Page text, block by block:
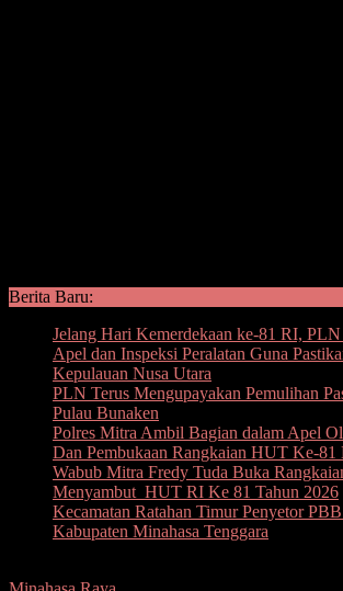
Berita Baru:
Jelang Hari Kemerdekaan ke-81 RI,
Apel dan Inspeksi Peralatan Guna
Kepulauan Nusa Utara
PLN Terus Mengupayakan Pemulihan
Pulau Bunaken
Polres Mitra Ambil Bagian dalam Apel
Dan Pembukaan Rangkaian HUT Ke-81
Wabub Mitra Fredy Tuda Buka
Menyambut HUT RI Ke 81 Tahun 2026
Kecamatan Ratahan Timur Penyetor
Kabupaten Minahasa Tenggara